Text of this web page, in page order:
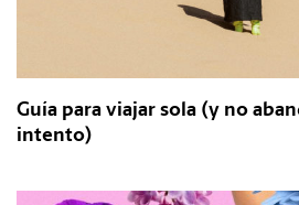
Guía para viajar sola (y no
intento)